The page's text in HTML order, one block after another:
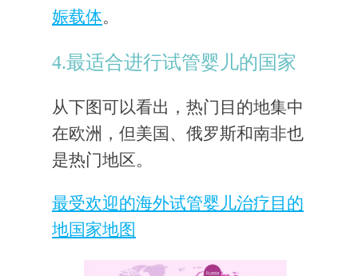
娠载体。
4.最适合进行试管婴儿的国家
从下图可以看出，热门目的地集中
在欧洲，但美国、俄罗斯和南非也
是热门地区。
最受欢迎的海外试管婴儿治疗目的
地国家地图